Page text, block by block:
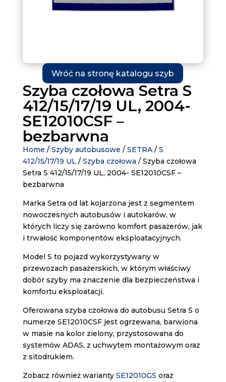
Wróć na stronę katalogu szyb
Szyba czołowa Setra S
412/15/17/19 UL, 2004-
SE12010CSF –
bezbarwna
Home / Szyby autobusowe / SETRA/ S
412/15/17/19 UL/ Szyba czołowa / Szyba czołowa
Setra S 412/15/17/19 UL, 2004- SE12010CSF –
bezbarwna
Marka Setra od lat kojarzona jest z segmentem
nowoczesnych autobusów i autokarów, w
których liczy się zarówno komfort pasażerów, jak
i trwałość komponentów eksploatacyjnych.
Model S to pojazd wykorzystywany w
przewozach pasażerskich, w którym właściwy
dobór szyby ma znaczenie dla bezpieczeństwa i
komfortu eksploatacji.
Oferowana szyba czołowa do autobusu Setra S o
numerze SE12010CSF jest ogrzewana, barwiona
w masie na kolor zielony, przystosowana do
systemów ADAS, z uchwytem montażowym oraz
z sitodrukiem.
Zobacz również warianty SE12010GS oraz